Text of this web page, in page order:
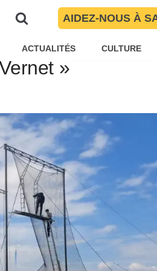
AIDEZ-NOUS À
ACTUALITÉS CULTURE
accueille les
la mémoire
»